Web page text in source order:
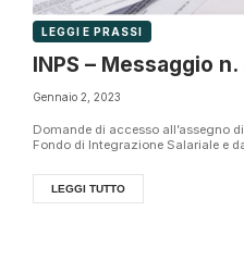
LEGGI E PRASSI
INPS – Messaggio
Gennaio 2, 2023
Domande di accesso all’assegno
Fondo di Integrazione Salariale e
LEGGI TUTTO